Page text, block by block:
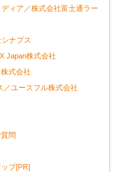
ィア／株式会社富士通ラー
ナプス
Japan株式会社
式会社
／ユースフル株式会社
問
プ[PR]